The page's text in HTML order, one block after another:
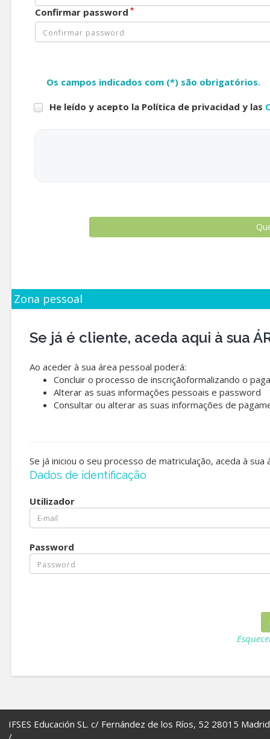
Confirmar password *
Os campos indicados com (*) são obrigatórios.
He leído y acepto la Política de privacidad y las
Zona pessoal
Se já é cliente, aceda aqui à sua
Ao aceder à sua área pessoal poderá:
Concluir o processo de inscriçãoformalizando o
Alterar as suas informações pessoais e password
Consultar ou alterar as suas informações de
Se já iniciou o seu processo de matriculação, aceda à
Dados de identificação
Utilizador
Password
IFSES Educación SL. c/ Fernández de los Ríos, 52 28015